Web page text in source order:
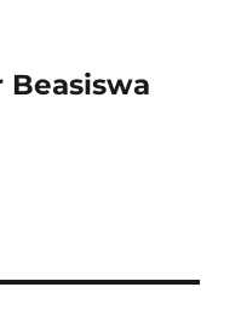
Beasiswa